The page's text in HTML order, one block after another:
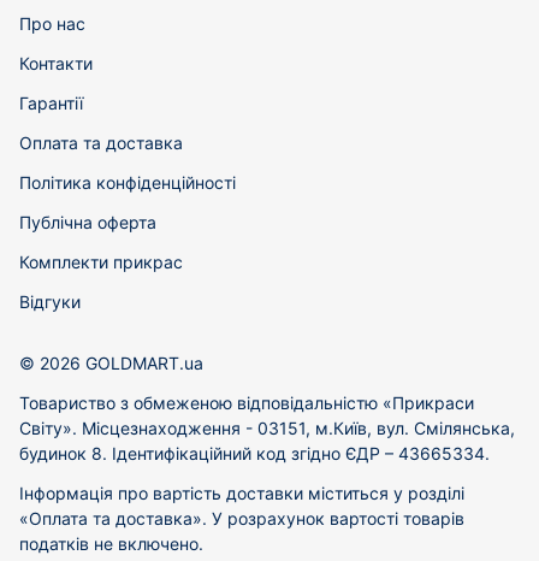
Про нас
Контакти
Гарантії
Оплата та доставка
Політика конфіденційності
Публічна оферта
Комплекти прикрас
Відгуки
© 2026 GOLDMART.ua
Товариство з обмеженою відповідальністю «Прикраси
Світу». Місцезнаходження - 03151, м.Київ, вул. Смілянська,
будинок 8. Ідентифікаційний код згідно ЄДР – 43665334.
Інформація про вартість доставки міститься у розділі
«Оплата та доставка». У розрахунок вартості товарів
податків не включено.